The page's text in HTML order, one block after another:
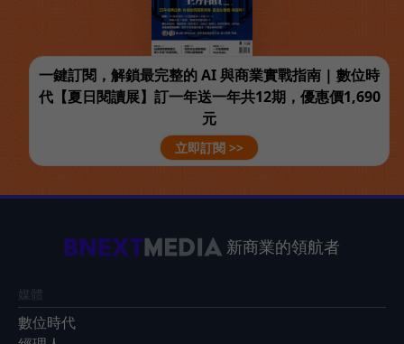
一鍵訂閱，解鎖最完整的 AI 與商業實戰指南 | 數位時
代【夏日閱讀展】訂一年送一年共12期，優惠價1,690
元
立即訂閱 >>
新商業的領航者
媒體
數位時代